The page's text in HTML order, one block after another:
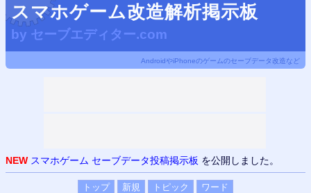
スマホゲーム改造解析掲示板
by セーブエディター.com
AndroidやiPhoneのゲームのセーブデータ改造など
NEW スマホゲーム セーブデータ投稿掲示板 を公開しました。
トップ
新規
トピック
ワード